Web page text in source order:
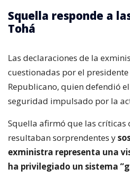
Squella responde a
Tohá
Las declaraciones de la
cuestionadas por el
Republicano, quien defendió
seguridad impulsado por la
Squella afirmó que las críticas
resultaban sorprendentes y
exministra representa una
ha privilegiado un sistema